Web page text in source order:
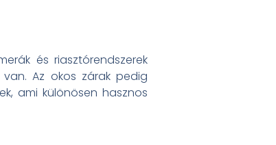
és riasztórendszerek
Az okos zárak pedig
ami különösen hasznos